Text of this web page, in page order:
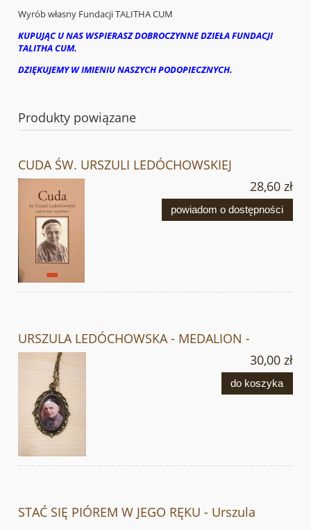
Wyrób własny Fundacji TALITHA CUM
KUPUJĄC U NAS WSPIERASZ DOBROCZYNNE DZIEŁA FUNDACJI
TALITHA CUM.
DZIĘKUJEMY W IMIENIU NASZYCH PODOPIECZNYCH.
Produkty powiązane
CUDA ŚW. URSZULI LEDÓCHOWSKIEJ
28,60 zł
powiadom o dostępności
URSZULA LEDÓCHOWSKA - MEDALION -
30,00 zł
do koszyka
STAĆ SIĘ PIÓREM W JEGO RĘKU - Urszula